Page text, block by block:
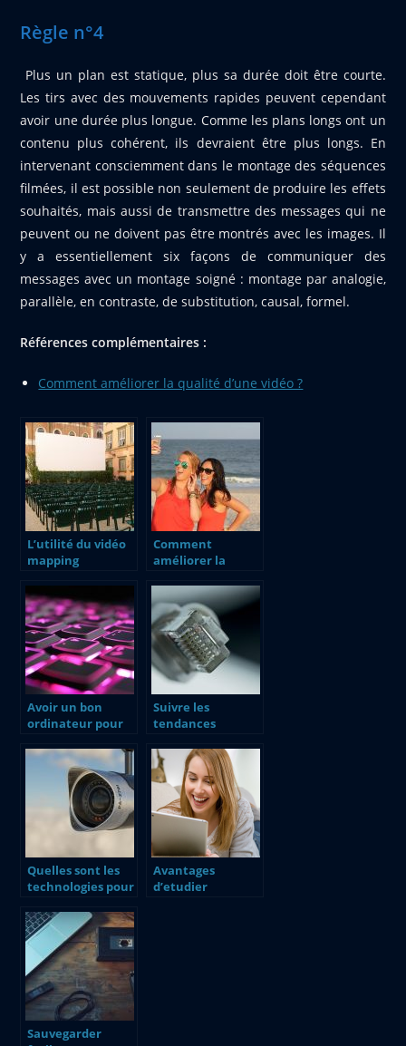
Règle n°4
Plus un plan est statique, plus sa durée doit être courte.
Les tirs avec des mouvements rapides peuvent cependant
avoir une durée plus longue. Comme les plans longs ont un
contenu plus cohérent, ils devraient être plus longs. En
intervenant consciemment dans le montage des séquences
filmées, il est possible non seulement de produire les effets
souhaités, mais aussi de transmettre des messages qui ne
peuvent ou ne doivent pas être montrés avec les images. Il
y a essentiellement six façons de communiquer des
messages avec un montage soigné : montage par analogie,
parallèle, en contraste, de substitution, causal, formel.
Références complémentaires :
Comment améliorer la qualité d’une vidéo ?
L’utilité du vidéo
mapping
Comment
améliorer la
vidéo ?
Avoir un bon
ordinateur pour
faire ?
Suivre les
tendances
facilement
Quelles sont les
technologies pour
sécurité dans une
entreprise ?
Avantages
d’etudier
Sauvegarder